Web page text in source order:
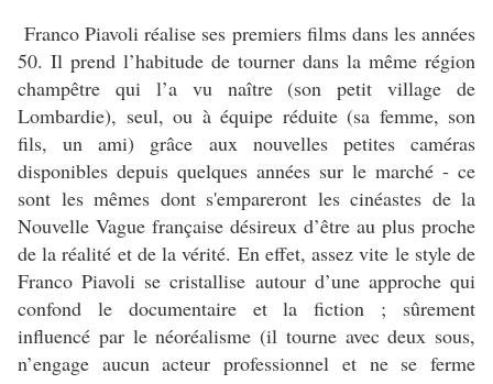
Franco Piavoli réalise ses premiers films dans les années
50. Il prend l’habitude de tourner dans la même région
champêtre qui l’a vu naître (son petit village de
Lombardie), seul, ou à équipe réduite (sa femme, son
fils, un ami) grâce aux nouvelles petites caméras
disponibles depuis quelques années sur le marché - ce
sont les mêmes dont s'empareront les cinéastes de la
Nouvelle Vague française désireux d’être au plus proche
de la réalité et de la vérité. En effet, assez vite le style de
Franco Piavoli se cristallise autour d’une approche qui
confond le documentaire et la fiction ; sûrement
influencé par le néoréalisme (il tourne avec deux sous,
n’engage aucun acteur professionnel et ne se ferme